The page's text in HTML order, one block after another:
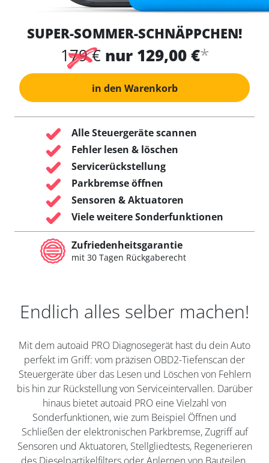
SUPER-SOMMER-SCHNÄPPCHEN!
179 € nur 129,00 €*
in den Warenkorb
Alle Steuergeräte scannen
Fehler lesen & löschen
Servicerückstellung
Parkbremse öffnen
Sensoren & Aktuatoren
Viele weitere Sonderfunktionen
Zufriedenheitsgarantie
mit 30 Tagen Rückgaberecht
Endlich alles selber machen!
Mit dem autoaid PRO Diagnosegerät hast du dein Auto
perfekt im Griff: vom präzisen OBD2-Tiefenscan der
Steuergeräte über das Lesen und Löschen von Fehlern
bis hin zur Rückstellung von Serviceintervallen. Darüber
hinaus bietet autoaid PRO eine Vielzahl von
Sonderfunktionen, wie zum Beispiel Öffnen und
Schließen der elektronischen Parkbremse, Zugriff auf
Sensoren und Aktuatoren, Stellgliedtests, Regenerieren